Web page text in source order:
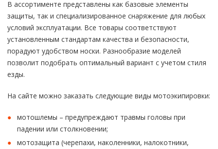
В ассортименте представлены как базовые элементы
защиты, так и специализированное снаряжение для любых
условий эксплуатации. Все товары соответствуют
установленным стандартам качества и безопасности,
порадуют удобством носки. Разнообразие моделей
позволит подобрать оптимальный вариант с учетом стиля
езды.
На сайте можно заказать следующие виды мотоэкипировки:
мотошлемы – предупреждают травмы головы при
падении или столкновении;
мотозащита (черепахи, наколенники, налокотники,